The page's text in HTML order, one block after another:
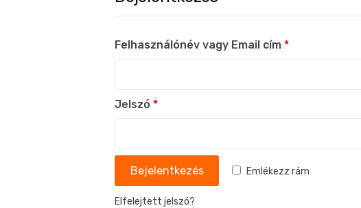
Felhasználónév vagy Email cím *
Jelszó *
Bejelentkezés Emlékezz rám
Elfelejtett jelszó?